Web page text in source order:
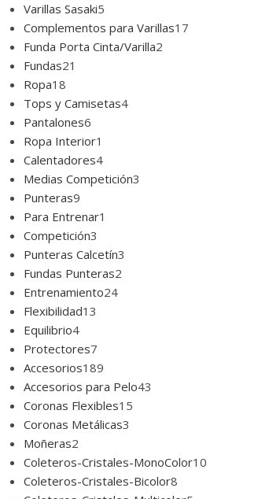
Varillas Sasaki5
Complementos para Varillas17
Funda Porta Cinta/Varilla2
Fundas21
Ropa18
Tops y Camisetas4
Pantalones6
Ropa Interior1
Calentadores4
Medias Competición3
Punteras9
Para Entrenar1
Competición3
Punteras Calcetín3
Fundas Punteras2
Entrenamiento24
Flexibilidad13
Equilibrio4
Protectores7
Accesorios189
Accesorios para Pelo43
Coronas Flexibles15
Coronas Metálicas3
Moñeras2
Coleteros-Cristales-MonoColor10
Coleteros-Cristales-Bicolor8